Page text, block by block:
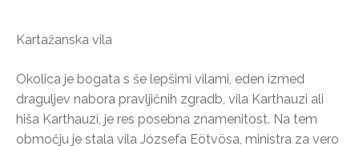
Kartažanska vila
Okolica je bogata s še lepšimi vilami, eden izmed
draguljev nabora pravljičnih zgradb, vila Karthauzi ali
hiša Karthauzi, je res posebna znamenitost. Na tem
območju je stala vila Józsefa Eötvösa, ministra za vero